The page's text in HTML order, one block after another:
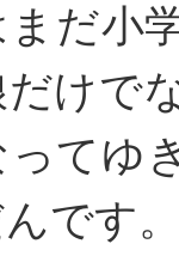
だ小
けで
てゆ
です